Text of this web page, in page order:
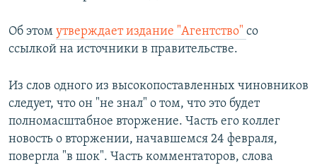
Об этом утверждает издание "Агентство" со
ссылкой на источники в правительстве.
Из слов одного из высокопоставленных чиновников
следует, что он "не знал" о том, что это будет
полномасштабное вторжение. Часть его коллег
новость о вторжении, начавшемся 24 февраля,
повергла "в шок". Часть комментаторов, слова